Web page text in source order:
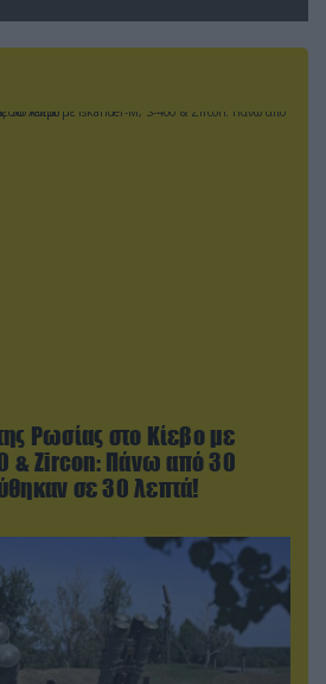
Ρωσίας στο Κίεβο με
& Zircon: Πάνω από 30
σε 30 λεπτά!